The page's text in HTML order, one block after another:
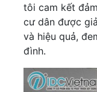
tôi cam kết
cư dân được
và hiệu quả,
đình.